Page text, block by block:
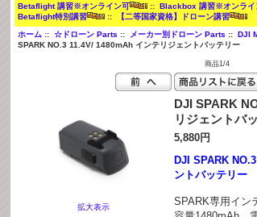
Betaflight 講習※オンライン可 ::Blackbox 講習※オンライ
Betaflight特別講習
:: 【二等国家資格】ドローン講習
ホーム ::☆ドローン Parts :: メーカー別ドローン Parts ::DJI
SPARK NO.3 11.4V/ 1480mAh インテリジェントバッテリー
商品1/4
拡大表示
DJI SPARK
リジェントバ
5,880円
DJI SPARK
ントバッテリー
SPARK専用イン